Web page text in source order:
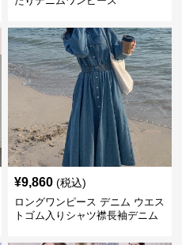
¥9,860 (税込)
ロングワンピース デニム ウエス
トゴム入りシャツ襟長袖デニム